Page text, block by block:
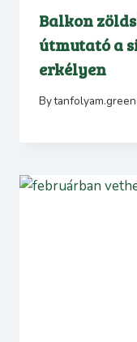
Balkon
útmutató a
erkélyen
By